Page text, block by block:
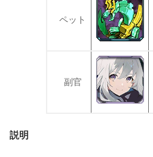
ペット
副官
説明